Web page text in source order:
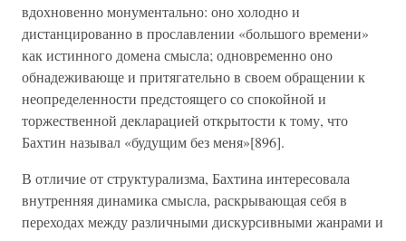
вдохновенно монументально: оно холодно и
дистанцированно в прославлении «большого времени»
как истинного домена смысла; одновременно оно
обнадеживающе и притягательно в своем обращении к
неопределенности предстоящего со спокойной и
торжественной декларацией открытости к тому, что
Бахтин называл «будущим без меня»[896].
В отличие от структурализма, Бахтина интересовала
внутренняя динамика смысла, раскрывающая себя в
переходах между различными дискурсивными жанрами и